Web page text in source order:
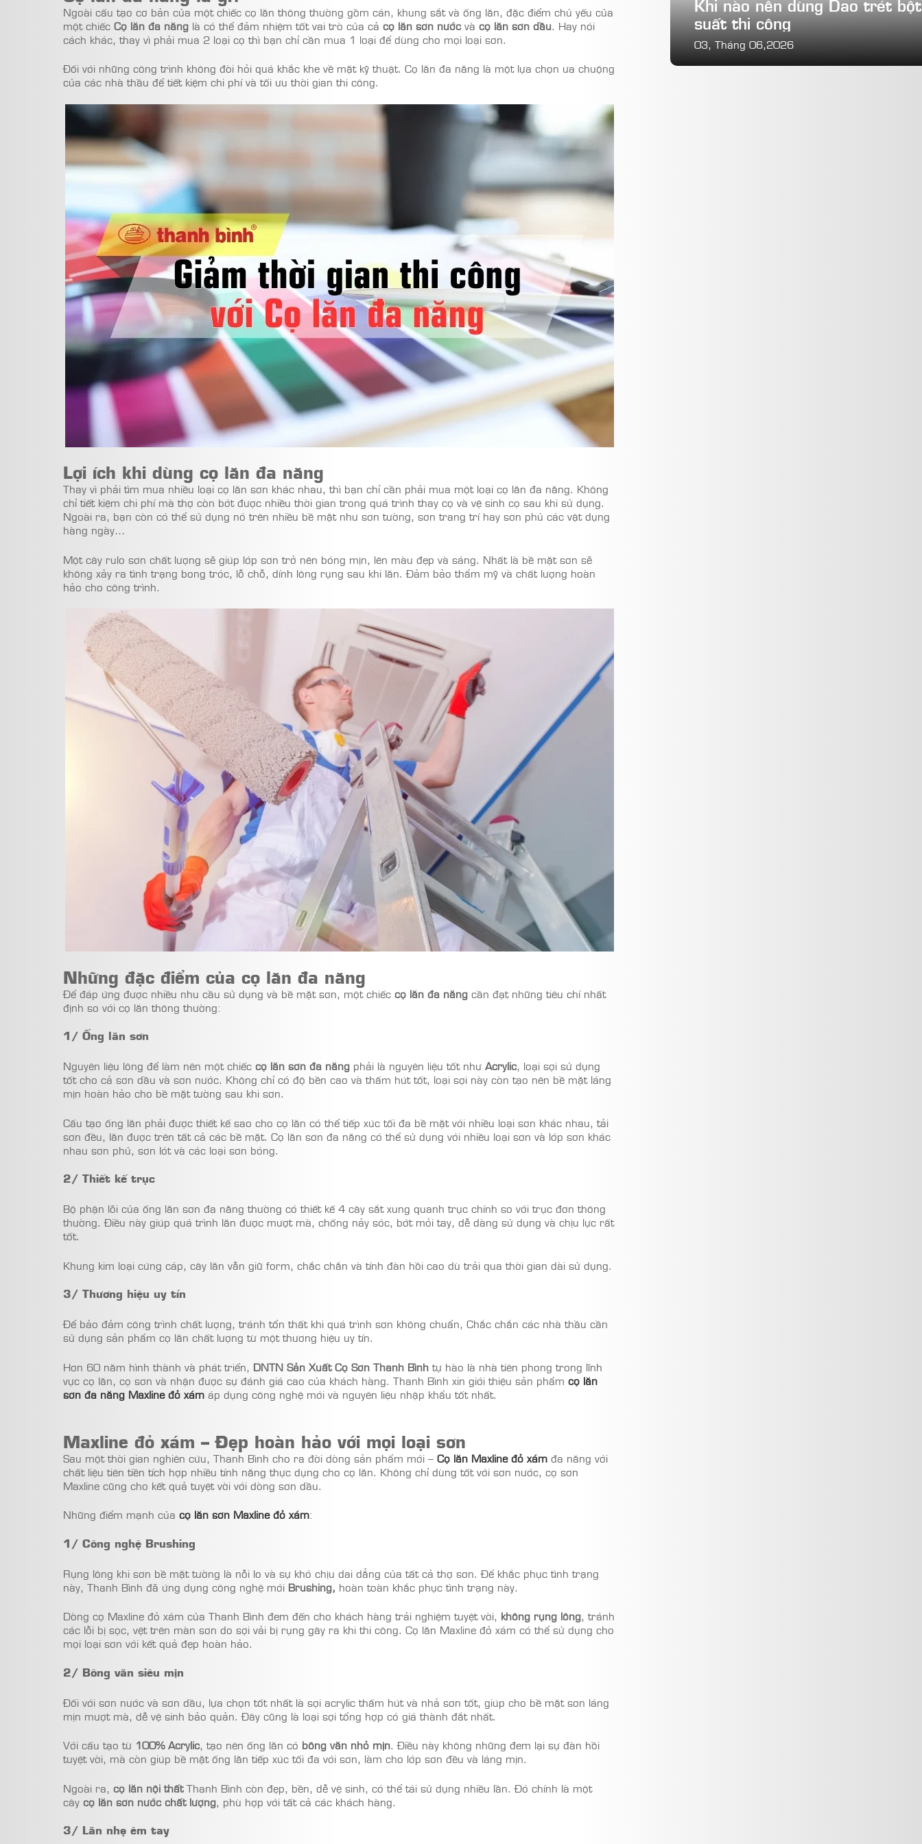
Ngoài cấu tạo cơ bản của một chiếc cọ lăn thông thường gồm cán, khung sắt và ống lăn, đặc điểm chủ yếu của
một chiếc Cọ lăn đa năng là có thể đảm nhiệm tốt vai trò của cả cọ lăn sơn nướcvà cọ lăn sơn dầu . Hay nói
cách khác, thay vì phải mua 2 loại cọ thì bạn chỉ cần mua 1 loại để dùng cho mọi loại sơn.
Đối với những công trình không đòi hỏi quá khắc khe về mặt kỹ thuật. Cọ lăn đa năng là một lựa chọn ưa chuộng
của các nhà thầu để tiết kiệm chi phí và tối ưu thời gian thi công.
Lợi ích khi dùng cọ lăn đa năng
Thay vì phải tìm mua nhiều loại cọ lăn sơn khác nhau, thì bạn chỉ cần phải mua một loại cọ lăn đa năng. Không
chỉ tiết kiệm chi phí mà thợ còn bớt được nhiều thời gian trong quá trình thay cọ và vệ sinh cọ sau khi sử dụng.
Ngoài ra, bạn còn có thể sử dụng nó trên nhiều bề mặt như sơn tường, sơn trang trí hay sơn phủ các vật dụng
hàng ngày…
Một cây rulo sơn chất lượng sẽ giúp lớp sơn trở nên bóng mịn, lên màu đẹp và sáng. Nhất là bề mặt sơn sẽ
không xảy ra tình trạng bong tróc, lỗ chỗ, dính lông rụng sau khi lăn. Đảm bảo thẩm mỹ và chất lượng hoàn
hảo cho công trình.
Những đặc điểm của cọ lăn đa năng
Để đáp ứng được nhiều nhu cầu sử dụng và bề mặt sơn, một chiếc cọ lăn đa năng cần đạt những tiêu chí nhất
định so với cọ lăn thông thường:
1/ Ống lăn sơn
Nguyên liệu lông để làm nên một chiếc cọ lăn sơn đa năng phải là nguyên liệu tốt như Acrylic, loại sợi sử dụng
tốt cho cả sơn dầu và sơn nước. Không chỉ có độ bền cao và thấm hút tốt, loại sợi này còn tạo nên bề mặt láng
mịn hoàn hảo cho bề mặt tường sau khi sơn.
Cấu tạo ống lăn phải được thiết kế sao cho cọ lăn có thể tiếp xúc tối đa bề mặt với nhiều loại sơn khác nhau, tải
sơn đều, lăn được trên tất cả các bề mặt. Cọ lăn sơn đa năng có thể sử dụng với nhiều loại sơn và lớp sơn khác
nhau sơn phủ, sơn lót và các loại sơn bóng.
2/ Thiết kế trục
Bộ phận lõi của ống lăn sơn đa năng thường có thiết kế 4 cây sắt xung quanh trục chính so với trục đơn thông
thường. Điều này giúp quá trình lăn được mượt mà, chống nảy sóc, bớt mỏi tay, dễ dàng sử dụng và chịu lực rất
tốt.
Khung kim loại cứng cáp, cây lăn vẫn giữ form, chắc chắn và tính đàn hồi cao dù trải qua thời gian dài sử dụng.
3/ Thương hiệu uy tín
Để bảo đảm công trình chất lượng, tránh tổn thất khi quá trình sơn không chuẩn, Chắc chắn các nhà thầu cần
sử dụng sản phẩm cọ lăn chất lượng từ một thương hiệu uy tín.
Hơn 60 năm hình thành và phát triển, DNTN Sản Xuất Cọ Sơn Thanh Bình tự hào là nhà tiên phong trong lĩnh
vực cọ lăn, cọ sơn và nhận được sự đánh giá cao của khách hàng. Thanh Bình xin giới thiệu sản phẩm cọ lăn
sơn đa năng Maxline đỏ xám áp dụng công nghệ mới và nguyên liệu nhập khẩu tốt nhất.
Maxline đỏ xám – Đẹp hoàn hảo với mọi loại sơn
Sau một thời gian nghiên cứu, Thanh Bình cho ra đời dòng sản phẩm mới – Cọ lăn Maxline đỏ xám đa năng với
chất liệu tiên tiền tích hợp nhiều tính năng thực dụng cho cọ lăn. Không chỉ dùng tốt với sơn nước, cọ sơn
Maxline cũng cho kết quả tuyệt vời với dòng sơn dầu.
Những điểm mạnh của cọ lăn sơn Maxline đỏ xám:
1/ Công nghệ Brushing
Rụng lông khi sơn bề mặt tường là nỗi lo và sự khó chịu dai dẳng của tất cả thợ sơn. Để khắc phục tình trạng
này, Thanh Bình đã ứng dụng công nghệ mới Brushing, hoàn toàn khắc phục tình trạng này.
Dòng cọ Maxline đỏ xám của Thanh Bình đem đến cho khách hàng trải nghiệm tuyệt vời, không rụng lông, tránh
các lỗi bị sọc, vệt trên màn sơn do sợi vải bị rụng gây ra khi thi công. Cọ lăn Maxline đỏ xám có thể sử dụng cho
mọi loại sơn với kết quả đẹp hoàn hảo.
2/ Bông văn siêu mịn
Đối với sơn nước và sơn dầu, lựa chọn tốt nhất là sợi acrylic thấm hút và nhả sơn tốt, giúp cho bề mặt sơn láng
mịn mượt mà, dễ vệ sinh bảo quản. Đây cũng là loại sợi tổng hợp có giá thành đắt nhất.
Với cấu tạo từ 100% Acrylic, tạo nên ống lăn có bông văn nhỏ mịn. Điều này không những đem lại sự đàn hồi
tuyệt vời, mà còn giúp bề mặt ống lăn tiếp xúc tối đa với sơn, làm cho lớp sơn đều và láng mịn.
Ngoài ra, cọ lăn nội thất Thanh Bình còn đẹp, bền, dễ vệ sinh, có thể tái sử dụng nhiều lần. Đó chính là một
cây cọ lăn sơn nước chất lượng , phù hợp với tất cả các khách hàng.
3/ Lăn nhẹ êm tay
Khi nào nên dùng Dao trét
suất thi công
03, Tháng 06,2026